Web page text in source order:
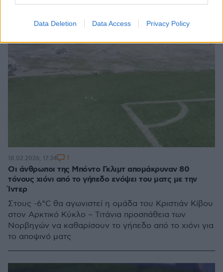
Data Deletion Data Access Privacy Policy
Οι άνθρωποι της Μπόντο Γκλιμτ απομάκρυναν 80
τόνους χιόνι από το γήπεδο ενόψει του ματς με την
Ίντερ
Στους -6°C θα αγωνιστεί η ομάδα του Κριστιάν Κίβου
στον Αρκτικό Κύκλο – Τιτάνια προσπάθεια των
Νορβηγών να καθαρίσουν το γήπεδο από το χιόνι για
το αποψινό ματς
18.02.2026, 17:34 1